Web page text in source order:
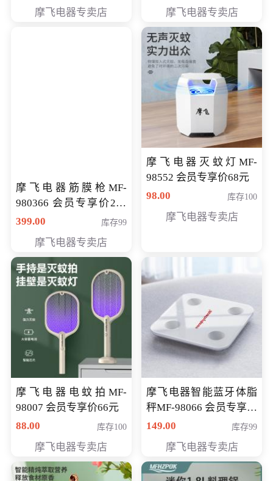
摩飞电器专卖店 摩飞电器专卖店
摩飞电器筋膜枪MF-
980366 会员专享价299
元
399.00 库存99
摩飞电器专卖店
摩飞电器灭蚊灯MF-
98552 会员专享价68元
98.00
库存100
摩飞电器专卖店
摩飞电器电蚊拍MF-
98007 会员专享价66元
88.00
库存100
摩飞电器专卖店
摩飞电器智能蓝牙体脂
秤MF-98066 会员专享价
98元
149.00 库存99
摩飞电器专卖店